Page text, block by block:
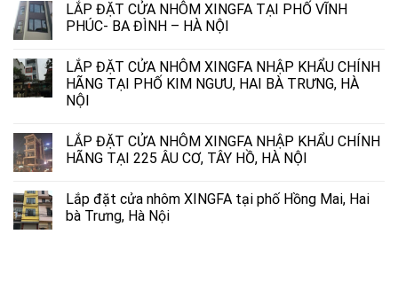
LẮP ĐẶT CỬA NHÔM XINGFA TẠI PHỐ VĨNH
PHÚC- BA ĐÌNH – HÀ NỘI
LẮP ĐẶT CỬA NHÔM XINGFA NHẬP KHẨU CHÍNH
HÃNG TẠI PHỐ KIM NGƯU, HAI BÀ TRƯNG, HÀ
NỘI
LẮP ĐẶT CỬA NHÔM XINGFA NHẬP KHẨU CHÍNH
HÃNG TẠI 225 ÂU CƠ, TÂY HỒ, HÀ NỘI
Lắp đặt cửa nhôm XINGFA tại phố Hồng Mai, Hai
bà Trưng, Hà Nội